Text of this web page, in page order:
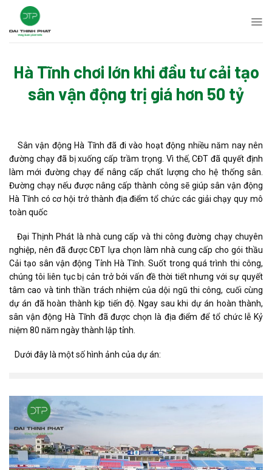
content
Hà Tĩnh chơi lớn khi đầu tư cải tạo
sân vận động trị giá hơn 50 tỷ
Sân vận động Hà Tĩnh đã đi vào hoạt động nhiều năm nay nên
đường chạy đã bị xuống cấp trầm trọng. Vì thế, CĐT đã quyết định
làm mới đường chạy để nâng cấp chất lượng cho hệ thống sân.
Đường chạy nếu được nâng cấp thành công sẽ giúp sân vận động
Hà Tĩnh có cơ hội trở thành địa điểm tổ chức các giải chạy quy mô
toàn quốc
Đại Thịnh Phát là nhà cung cấp và thi công đường chạy chuyên
nghiệp, nên đã được CĐT lựa chọn làm nhà cung cấp cho gói thầu
Cải tạo sân vận động Tỉnh Hà Tĩnh. Suốt trong quá trình thi công,
chúng tôi liên tục bị cản trở bởi vấn đề thời tiết nhưng với sự quyết
tâm cao và tinh thần trách nhiệm của dội ngũ thi công, cuối cùng
dự án đã hoàn thành kịp tiến độ. Ngay sau khi dự án hoàn thành,
sân vận động Hà Tĩnh đã được chọn là địa điểm để tổ chức lễ Kỷ
niệm 80 năm ngày thành lập tỉnh.
Dưới đây là một số hình ảnh của dự án: